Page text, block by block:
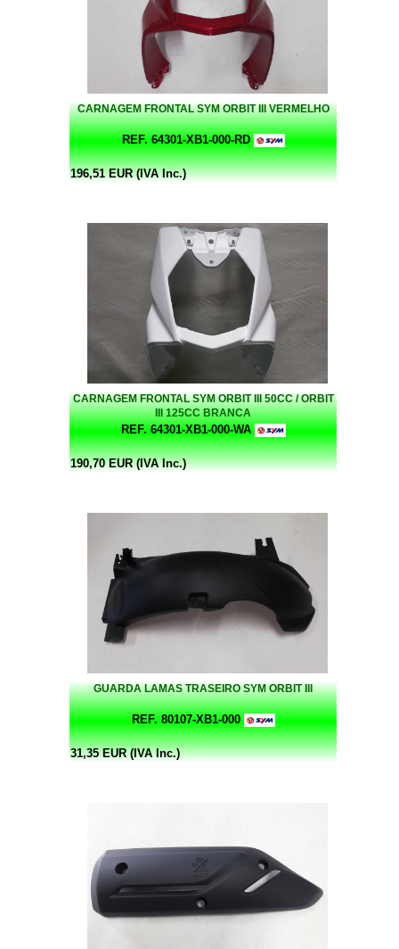
CARNAGEM FRONTAL SYM ORBIT III VERMELHO
REF. 64301-XB1-000-RD
196,51 EUR (IVA Inc.)
CARNAGEM FRONTAL SYM ORBIT III 50CC / ORBIT
III 125CC BRANCA
REF. 64301-XB1-000-WA
190,70 EUR (IVA Inc.)
GUARDA LAMAS TRASEIRO SYM ORBIT III
REF. 80107-XB1-000
31,35 EUR (IVA Inc.)